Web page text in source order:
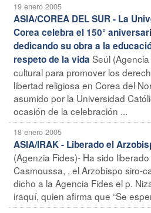
19 enero 2005
ASIA/COREA DEL SUR - La
Corea celebra el 150°
dedicando su obra a la
respeto de la vida Seúl
cultural para promover los
libertad religiosa en Corea del
asumido por la Universidad
ocasión de la celebración ...
18 enero 2005
ASIA/IRAK - Liberado el
(Agenzia Fides)- Ha sido
Casmoussa, , el Arzobispo siro-
dicho a la Agencia Fides el p.
iraquí, quien afirma que “Se